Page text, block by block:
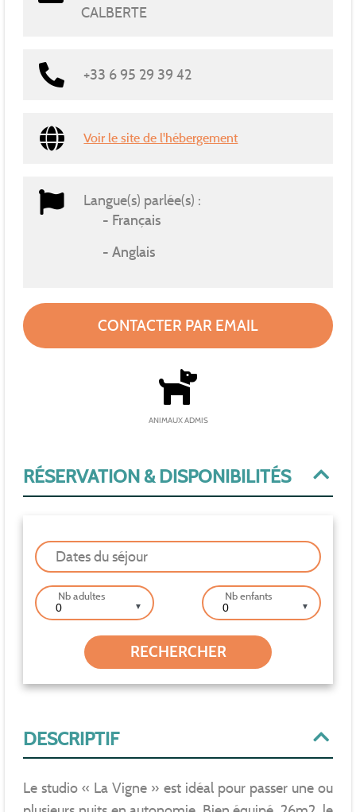
RÉSERVATION & DISPONIBILITÉS
Dates du séjour
Nb adultes
▼
Nb enfants
▼
DESCRIPTIF
Le studio « La Vigne » est idéal pour passer une ou
CALBERTE
+33 6 95 29 39 42
Voir le site de l'hébergement
Langue(s) parlée(s) :
Français
Anglais
CONTACTER PAR EMAIL
ANIMAUX ADMIS